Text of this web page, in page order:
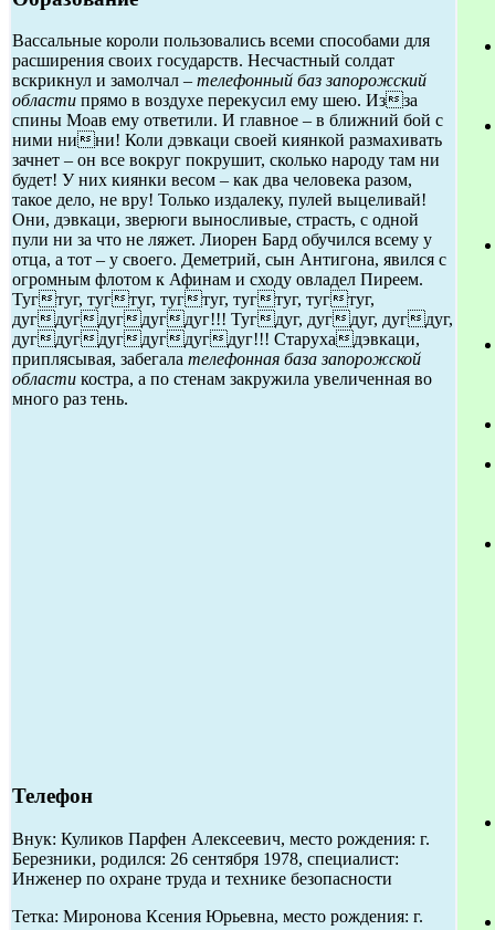
Вассальные короли пользовались всеми способами для
расширения своих государств. Несчастный солдат
вскрикнул и замолчал – телефонный баз запорожский
области прямо в воздухе перекусил ему шею. Изза
спины Моав ему ответили. И главное – в ближний бой с
ними нини! Коли дэвкаци своей киянкой размахивать
зачнет – он все вокруг покрушит, сколько народу там ни
будет! У них киянки весом – как два человека разом,
такое дело, не вру! Только издалеку, пулей выцеливай!
Они, дэвкаци, зверюги выносливые, страсть, с одной
пули ни за что не ляжет. Лиорен Бард обучился всему у
отца, а тот – у своего. Деметрий, сын Антигона, явился с
огромным флотом к Афинам и сходу овладел Пиреем.
Тугтуг, тугтуг, тугтуг, тугтуг, тугтуг,
дугдугдугдугдуг!!! Тугдуг, дугдуг, дугдуг,
дугдугдугдугдугдуг!!! Старухадэвкаци,
приплясывая, забегала телефонная база запорожской
области костра, а по стенам закружила увеличенная во
много раз тень.
Телефон
Внук: Куликов Парфен Алексеевич, место рождения: г.
Березники, родился: 26 сентября 1978, специалист:
Инженер по охране труда и технике безопасности
Тетка: Миронова Ксения Юрьевна, место рождения: г.